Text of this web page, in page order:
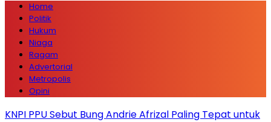
Home
Politik
Hukum
Niaga
Ragam
Advertorial
Metropolis
Opini
KNPI PPU Sebut Bung Andrie Afrizal Paling Tepat untuk